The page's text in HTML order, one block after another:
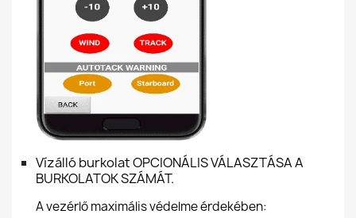
Vízálló burkolat OPCIONÁLIS VÁLASZTÁSA A
BURKOLATOK SZÁMÁT.
A vezérlő maximális védelme érdekében: